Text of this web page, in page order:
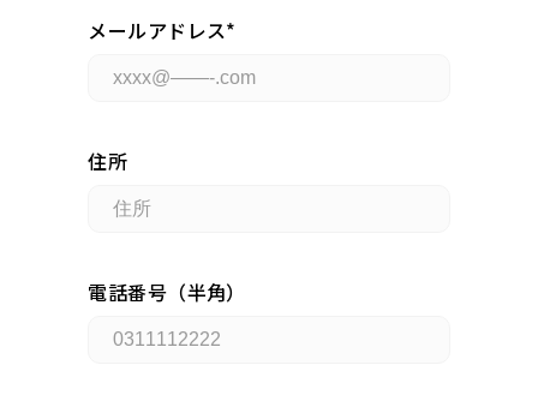
メールアドレス
住所
電話番号（半角）